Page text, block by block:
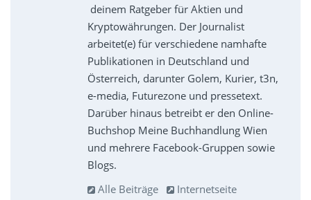
deinem Ratgeber für Aktien und
Kryptowährungen. Der Journalist
arbeitet(e) für verschiedene namhafte
Publikationen in Deutschland und
Österreich, darunter Golem, Kurier, t3n,
e-media, Futurezone und pressetext.
Darüber hinaus betreibt er den Online-
Buchshop Meine Buchhandlung Wien
und mehrere Facebook-Gruppen sowie
Blogs.
Alle Beiträge
Internetseite